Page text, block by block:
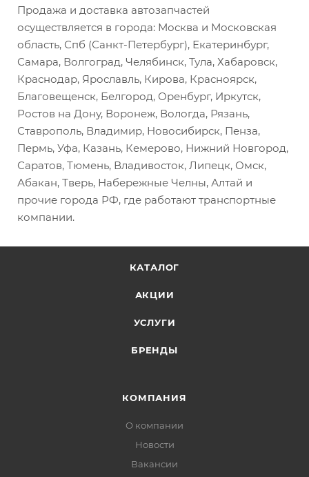
Продажа и доставка автозапчастей
осуществляется в города: Москва и Московская
область, Спб (Санкт-Петербург), Екатеринбург,
Самара, Волгоград, Челябинск, Тула, Хабаровск,
Краснодар, Ярославль, Кирова, Красноярск,
Благовещенск, Белгород, Оренбург, Иркутск,
Ростов на Дону, Воронеж, Вологда, Рязань,
Ставрополь, Владимир, Новосибирск, Пенза,
Пермь, Уфа, Казань, Кемерово, Нижний Новгород,
Саратов, Тюмень, Владивосток, Липецк, Омск,
Абакан, Тверь, Набережные Челны, Алтай и
прочие города РФ, где работают транспортные
компании.
КАТАЛОГ
АКЦИИ
УСЛУГИ
БРЕНДЫ
КОМПАНИЯ
О компании
Новости
Вакансии